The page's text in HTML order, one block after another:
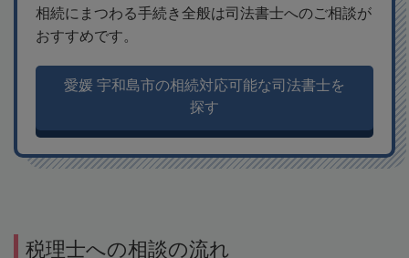
相続にまつわる手続き全般は司法書士へのご相談が
おすすめです。
愛媛 宇和島市の相続対応可能な司法書士を
探す
税理士への相談の流れ